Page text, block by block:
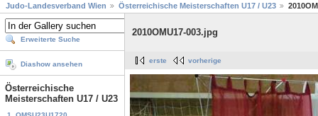
Judo-Landesverband Wien Österreichische Meisterschaften U17 / U23
Erweiterte Suche
Diashow ansehen
Österreichische
Meisterschaften U17 / U23
2010OMU17-003.jpg
erste vorherige